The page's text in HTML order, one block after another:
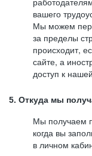
вашего
Мы можем
за пределы
происходит,
сайте, а
доступ к
5. Откуда мы
Мы получаем
когда вы
в личном